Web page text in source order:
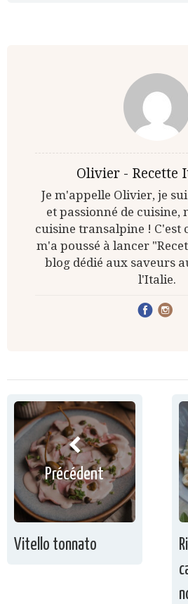
Olivier - Recette
Je m'appelle Olivier, je
et passionné de cuisine,
cuisine transalpine ! C'est
m'a poussé à lancer
blog dédié aux saveurs
l'Italie.
Précédent
Vitello tonnato